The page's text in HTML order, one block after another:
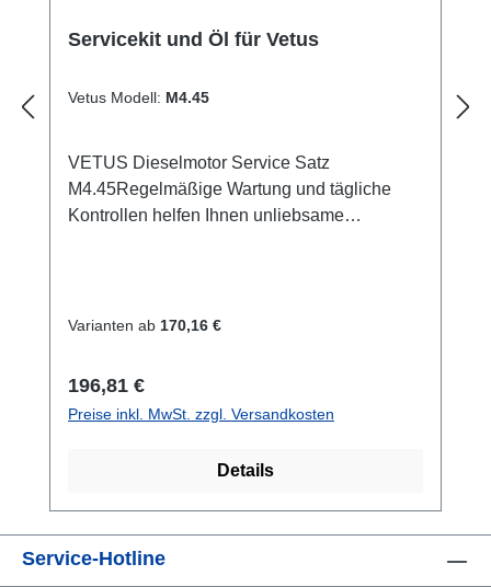
Servicekit und Öl für Vetus
Vetus Modell: M4.45
VETUS Dieselmotor Service Satz
M4.45Regelmäßige Wartung und tägliche
Kontrollen helfen Ihnen unliebsame
VETUS Motor erhältlich.Der Service Satz
Luftfilter Impeller Dichtung Öl 6L (1 x
VMD154) + (2 x VMD151)
Varianten ab 170,16 €
Regulärer Preis:
196,81 €
Preise inkl. MwSt. zzgl. Versandkosten
Details
Service-Hotline